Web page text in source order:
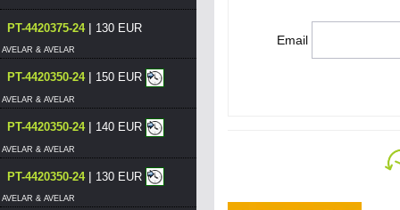
PT-4420375-24| 130 EUR
AVELAR & AVELAR
PT-4420350-24| 150 EUR
AVELAR & AVELAR
PT-4420350-24| 140 EUR
AVELAR & AVELAR
PT-4420350-24| 130 EUR
AVELAR & AVELAR
Email